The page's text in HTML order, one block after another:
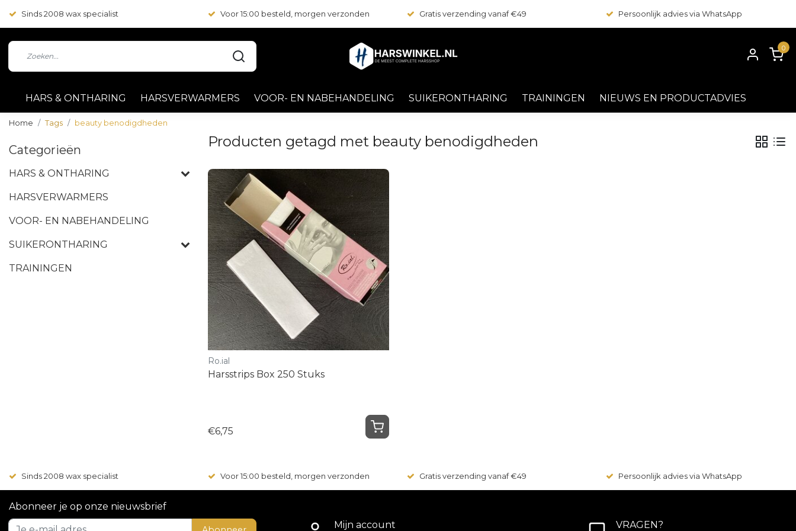
Sinds 2008 wax specialist Voor 15:00 besteld, morgen verzonden Gratis verzending vanaf €49 Persoonlijk advies via WhatsApp
0
HARS & ONTHARING HARSVERWARMERS VOOR- EN NABEHANDELING SUIKERONTHARING TRAININGEN NIEUWS EN PRODUCTADVIES
Home Tags beauty benodigdheden
Categorieën
HARS & ONTHARING
HARSVERWARMERS
VOOR- EN NABEHANDELING
SUIKERONTHARING
TRAININGEN
Producten getagd met beauty benodigdheden
Ro.ial
Harsstrips Box 250 Stuks
€6,75
Sinds 2008 wax specialist Voor 15:00 besteld, morgen verzonden Gratis verzending vanaf €49 Persoonlijk advies via WhatsApp
Abonneer je op onze nieuwsbrief
Mijn account VRAGEN?